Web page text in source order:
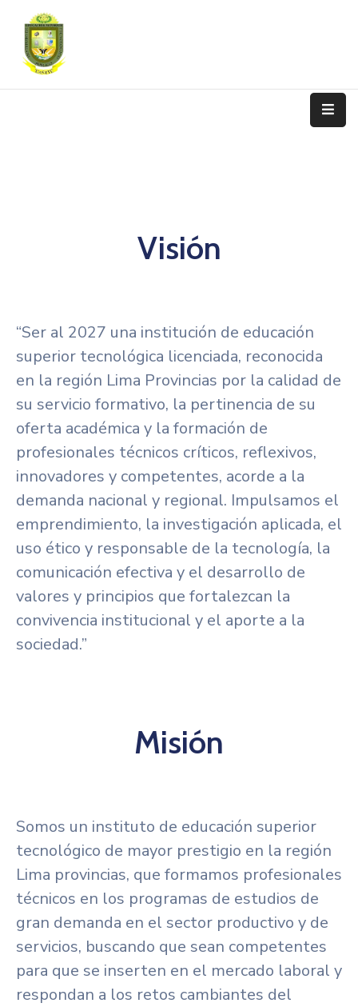
Nosotros
Contáctanos
Servicios
Otras
Páginas
Visión
“Ser al 2027 una institución de educación
superior tecnológica licenciada, reconocida
en la región Lima Provincias por la calidad de
su servicio formativo, la pertinencia de su
oferta académica y la formación de
profesionales técnicos críticos, reflexivos,
innovadores y competentes, acorde a la
demanda nacional y regional. Impulsamos el
emprendimiento, la investigación aplicada, el
uso ético y responsable de la tecnología, la
comunicación efectiva y el desarrollo de
valores y principios que fortalezcan la
convivencia institucional y el aporte a la
sociedad.”
Misión
Somos un instituto de educación superior
tecnológico de mayor prestigio en la región
Lima provincias, que formamos profesionales
técnicos en los programas de estudios de
gran demanda en el sector productivo y de
servicios, buscando que sean competentes
para que se inserten en el mercado laboral y
respondan a los retos cambiantes del